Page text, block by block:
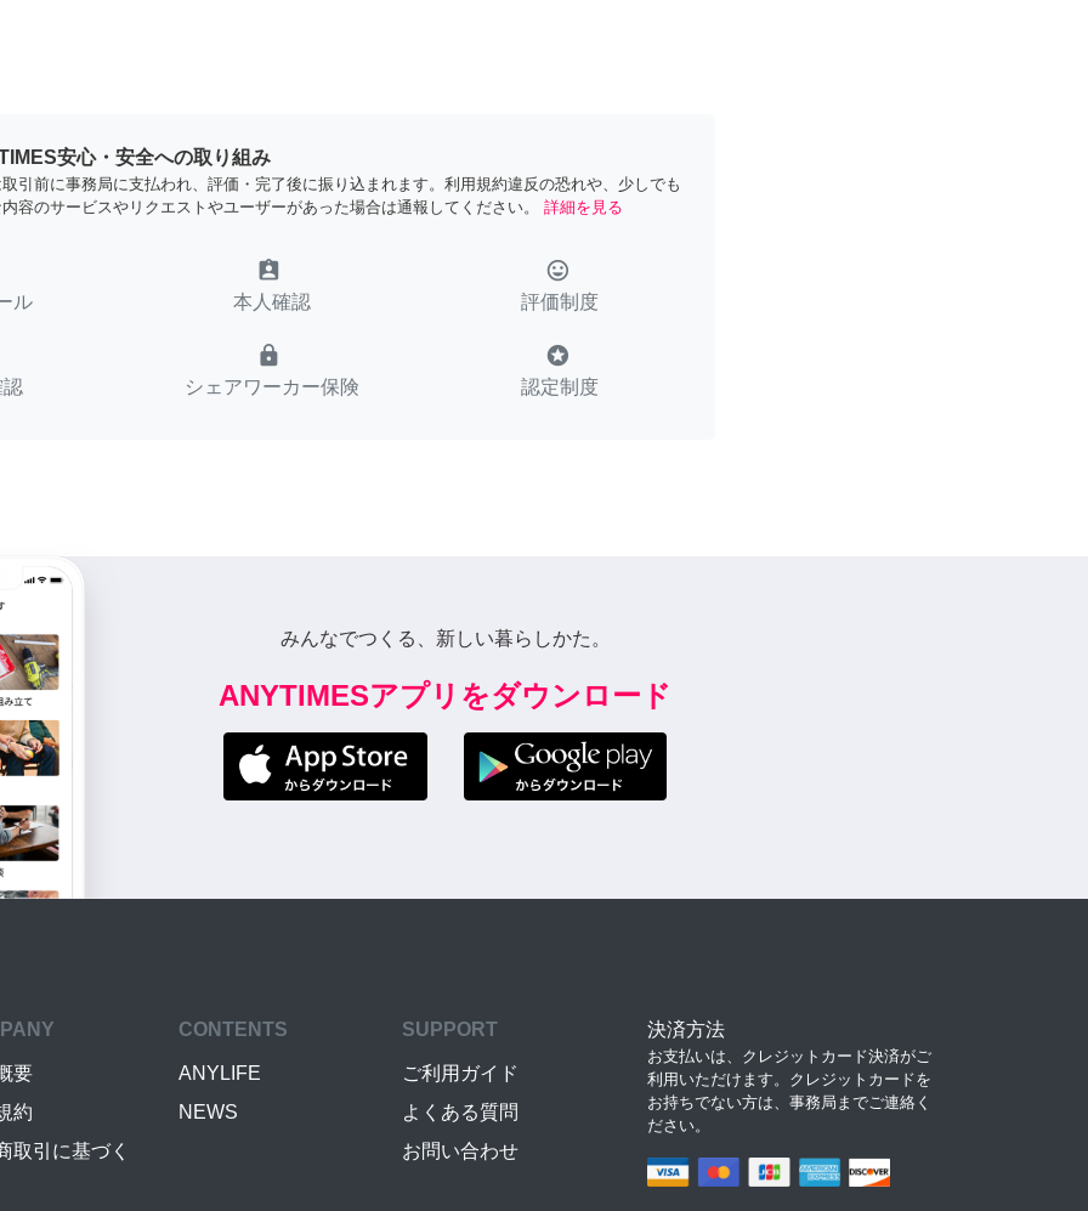
安心・安全への取り組み
引前に事務局に支払われ、評価・完了後に振り込まれます。利用規約違反の恐れや、少しでも
容のサービスやリクエストやユーザーがあった場合は通報してください。
詳細を見る
ル
assignment_ind
本人確認
tag_faces
評価制度
lock
シェアワーカー保険
stars
認定制度
みんなでつくる、新しい暮らしかた。
ANYTIMESアプリをダウンロード
要
約
取引に基づく
CONTENTS
ANYLIFE
NEWS
SUPPORT
ご利用ガイド
よくある質問
お問い合わせ
決済方法
お支払いは、クレジットカード決済がご
利用いただけます。クレジットカードを
お持ちでない方は、事務局までご連絡く
ださい。